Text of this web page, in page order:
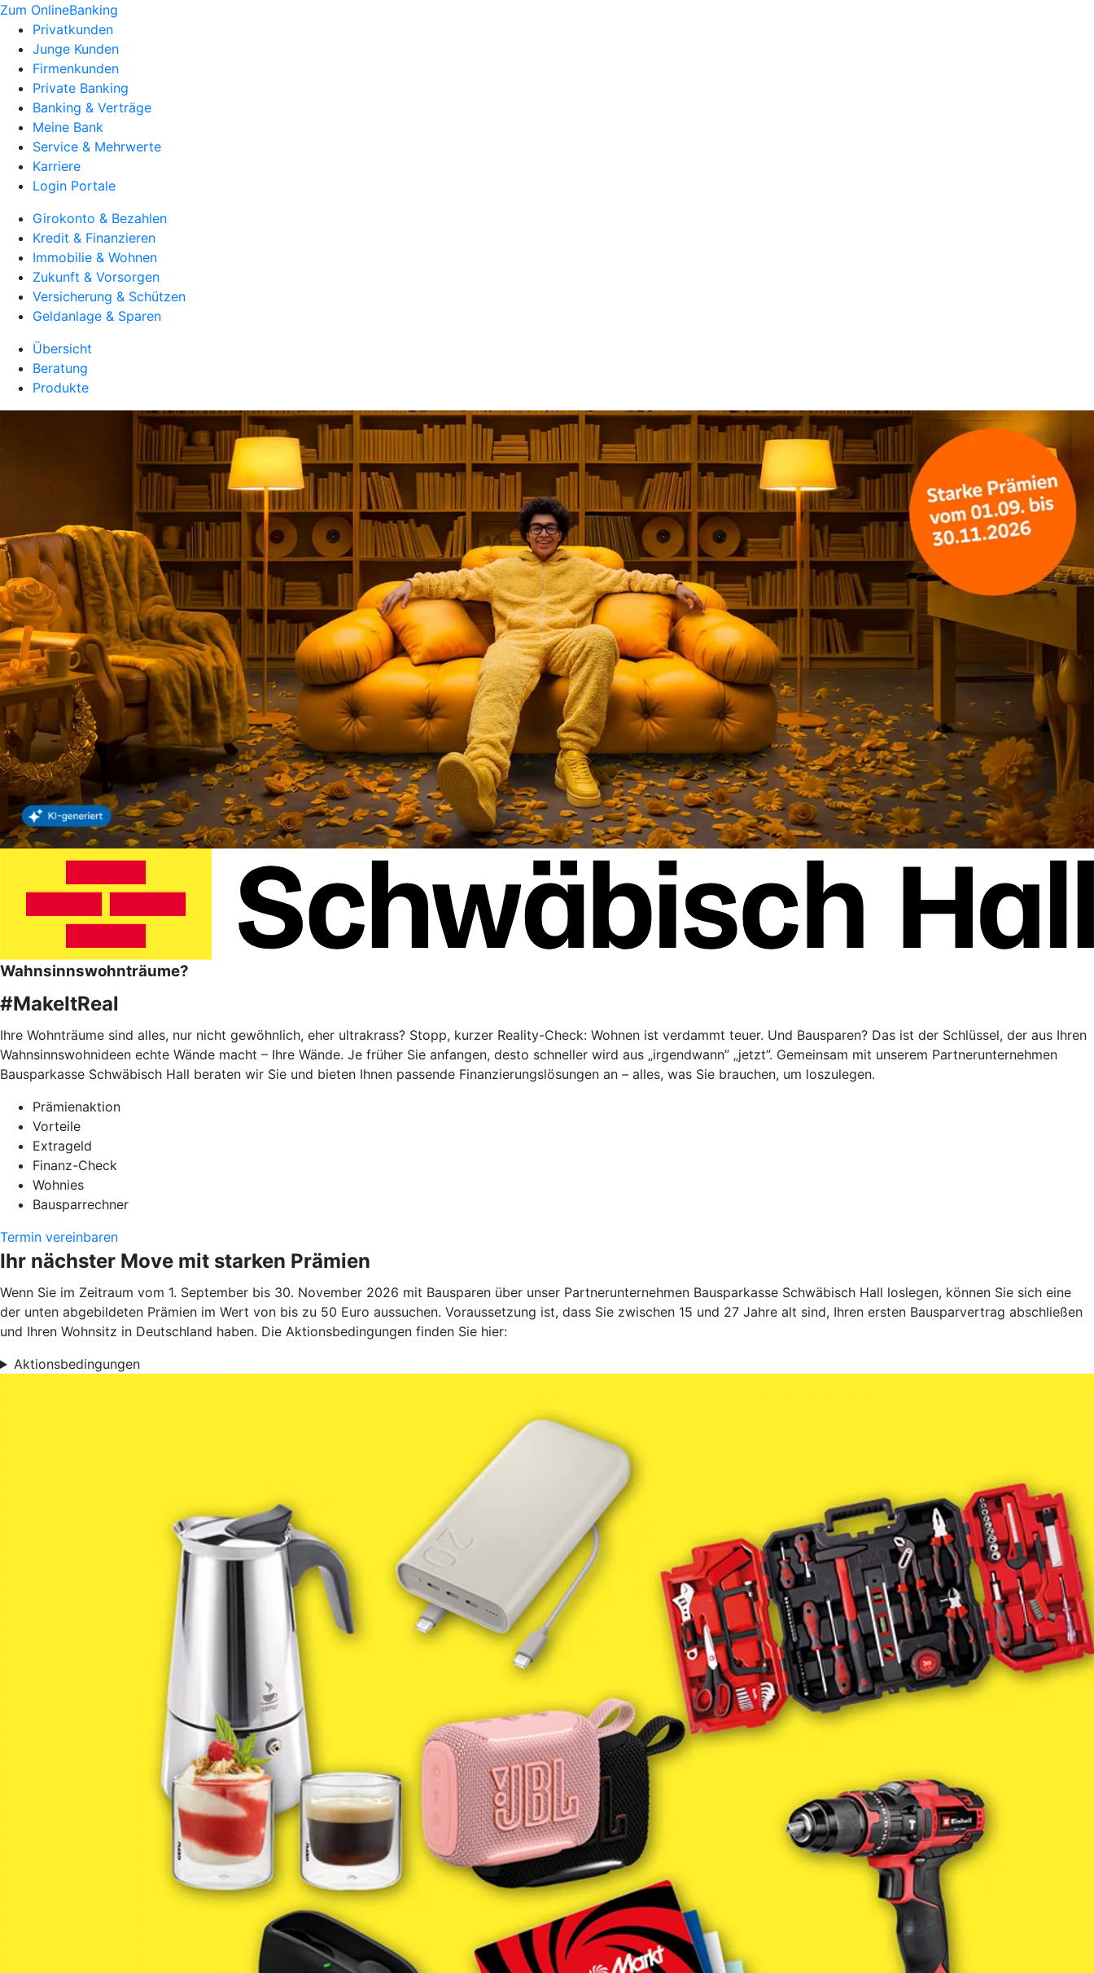
Zum OnlineBanking
Privatkunden
Junge Kunden
Firmenkunden
Private Banking
Banking & Verträge
Meine Bank
Service & Mehrwerte
Karriere
Login Portale
Girokonto & Bezahlen
Kredit & Finanzieren
Immobilie & Wohnen
Zukunft & Vorsorgen
Versicherung & Schützen
Geldanlage & Sparen
Übersicht
Beratung
Produkte
Wahnsinnswohnträume?
#MakeItReal
Ihre Wohnträume sind alles, nur nicht gewöhnlich, eher ultrakrass? Stopp, kurzer Reality-Check: Wohnen ist verdammt teuer. Und Bausparen? Das ist der Schlüssel, der aus Ihren
Wahnsinnswohnideen echte Wände macht – Ihre Wände. Je früher Sie anfangen, desto schneller wird aus „irgendwann” „jetzt”. Gemeinsam mit unserem Partnerunternehmen
Bausparkasse Schwäbisch Hall beraten wir Sie und bieten Ihnen passende Finanzierungslösungen an – alles, was Sie brauchen, um loszulegen.
Prämienaktion
Vorteile
Extrageld
Finanz-Check
Wohnies
Bausparrechner
Termin vereinbaren
Ihr nächster Move mit starken Prämien
Wenn Sie im Zeitraum vom 1. September bis 30. November 2026 mit Bausparen über unser Partnerunternehmen Bausparkasse Schwäbisch Hall loslegen, können Sie sich eine
der unten abgebildeten Prämien im Wert von bis zu 50 Euro aussuchen. Voraussetzung ist, dass Sie zwischen 15 und 27 Jahre alt sind, Ihren ersten Bausparvertrag abschließen
und Ihren Wohnsitz in Deutschland haben. Die Aktionsbedingungen finden Sie hier:
Aktionsbedingungen